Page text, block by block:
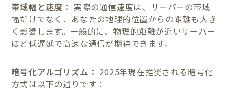
帯域幅と速度： 実際の通信速度は、サーバーの帯域
幅だけでなく、あなたの地理的位置からの距離も大き
く影響します。一般的に、物理的距離が近いサーバー
ほど低遅延で高速な通信が期待できます。
暗号化アルゴリズム： 2025年現在推奨される暗号化
方式は以下の通りです：